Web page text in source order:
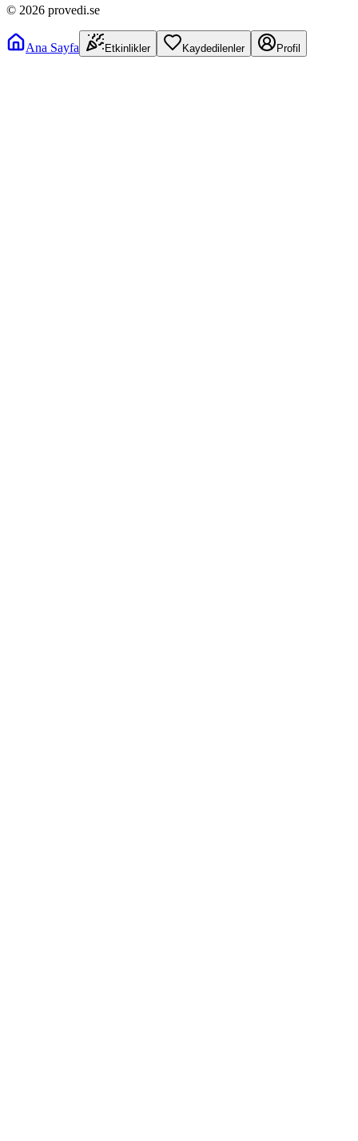
© 2026 provedi.se
Ana Sayfa Etkinlikler Kaydedilenler Profil